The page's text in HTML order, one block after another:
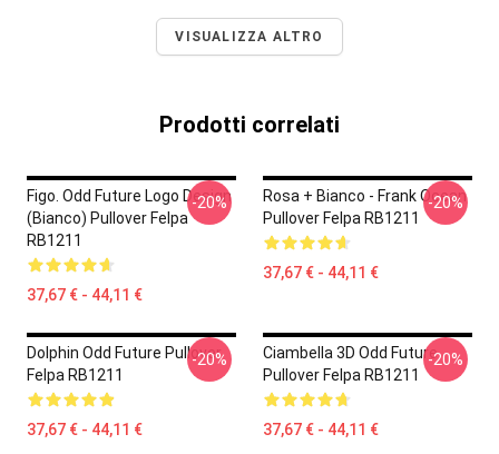
VISUALIZZA ALTRO
Prodotti correlati
Figo. Odd Future Logo Design
(bianco) Pullover Felpa
RB1211
37,67 € - 44,11 €
-20%
Rosa + Bianco - Frank Ocean
Pullover Felpa RB1211
37,67 € - 44,11 €
-20%
Dolphin Odd Future Pullover
Felpa RB1211
37,67 € - 44,11 €
-20%
Ciambella 3D Odd Future
Pullover Felpa RB1211
37,67 € - 44,11 €
-20%